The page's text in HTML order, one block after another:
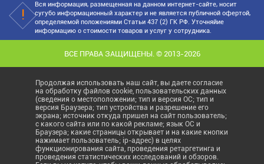
Вся информация, размещенная на данном интернет-сайте, носит
сугубо информационный характер и не является публичной офертой,
определяемой положениями Статьи 437 (2) ГК РФ. Уточняйие
информацию о стоимости товаров и услуг у сотрудника.
ВСЕ ПРАВА ЗАЩИЩЕНЫ. © 2013-2026
Продолжая использовать наш сайт, вы даете согласие
на обработку файлов cookie, пользовательских данных
(сведения о местоположении; тип и версия ОС; тип и
версия Браузера; тип устройства и разрешение его
экрана; источник откуда пришел на сайт пользователь;
с какого сайта или по какой рекламе; язык ОС и
Браузера; какие страницы открывает и на какие кнопки
нажимает пользователь; ip-адрес) в целях
функционирования сайта, проведения ретаргетинга и
проведения статистических исследований и обзоров.